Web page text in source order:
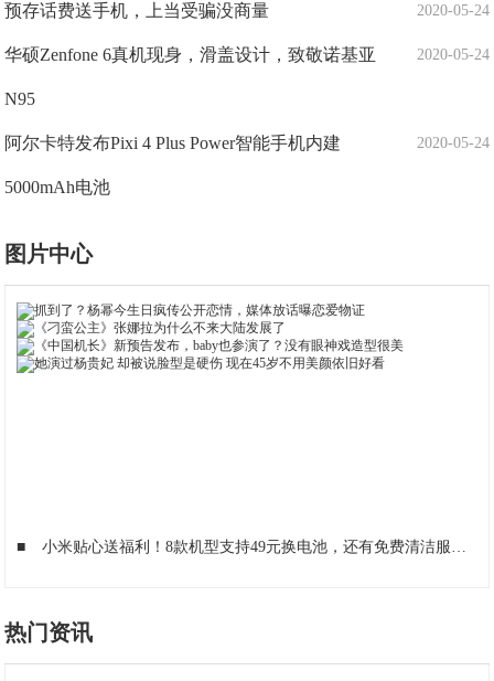
2020-05-24
预存话费送手机，上当受骗没商量
2020-05-24
华硕Zenfone 6真机现身，滑盖设计，致敬诺基亚
N95
2020-05-24
阿尔卡特发布Pixi 4 Plus Power智能手机内建
5000mAh电池
图片中心
■ 小米贴心送福利！8款机型支持49元换电池，还有免费清洁服务
热门资讯